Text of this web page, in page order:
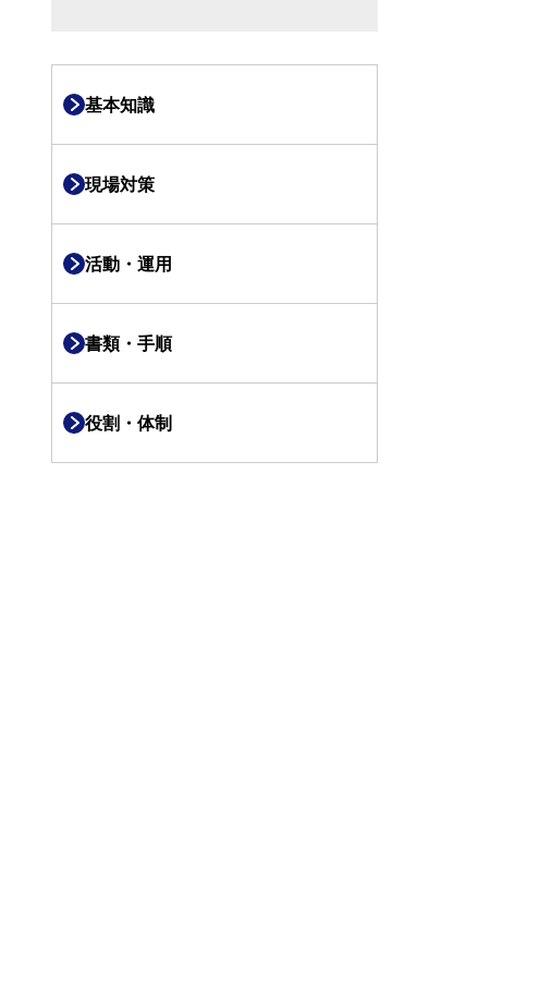
基本知識
現場対策
活動・運用
書類・手順
役割・体制